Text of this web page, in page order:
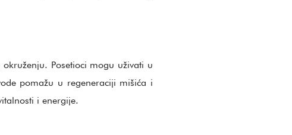
Posetioci mogu uživati u
pomažu u regeneraciji mišića i
i energije.